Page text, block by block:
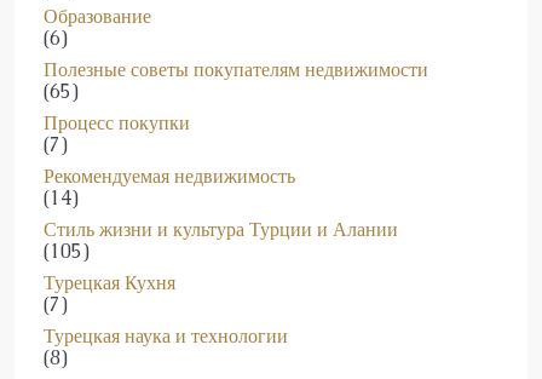
Образование
(6)
Полезные советы покупателям недвижимости
(65)
Процесс покупки
(7)
Рекомендуемая недвижимость
(14)
Стиль жизни и культура Турции и Алании
(105)
Турецкая Кухня
(7)
Турецкая наука и технологии
(8)